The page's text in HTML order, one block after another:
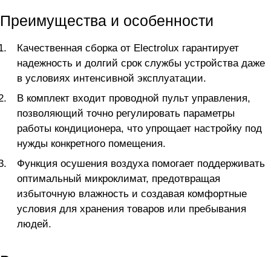
Преимущества и особенности
Качественная сборка от Electrolux гарантирует
надежность и долгий срок службы устройства даже
в условиях интенсивной эксплуатации.
В комплект входит проводной пульт управления,
позволяющий точно регулировать параметры
работы кондиционера, что упрощает настройку под
нужды конкретного помещения.
Функция осушения воздуха помогает поддерживать
оптимальный микроклимат, предотвращая
избыточную влажность и создавая комфортные
условия для хранения товаров или пребывания
людей.